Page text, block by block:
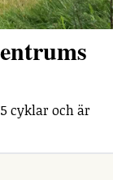
cyklar och är